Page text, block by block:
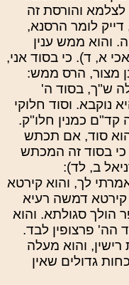
והורסת זה
דייק לומר הרסנא,
והוא ממש ענין
א, ד). כי בסוד אני,
מצור, הרס ממש:
ש"ך, בסוד ה'
נוקבא. וסוד חלוקי
קד"ם כמנין חלו"ק.
סוד, אם תכתש
בסוד זה המכתש
ב, לד):
לך, והוא קירטא
קירטא דמשה רעיא
הולך סגולתא. והוא
הה' פרצופין לבד.
והוא מעלה
גדולים שאין